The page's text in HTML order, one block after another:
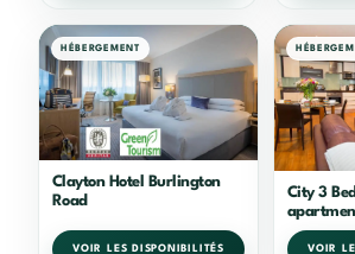
HÉBERGEMENT
Clayton Hotel Burlington
Road
VOIR LES DISPONIBILITÉS
City 3
VOIR